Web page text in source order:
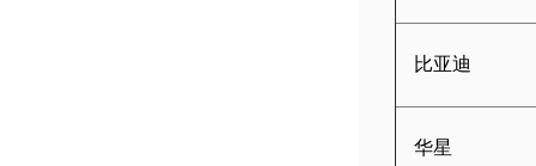
比亚迪
华星